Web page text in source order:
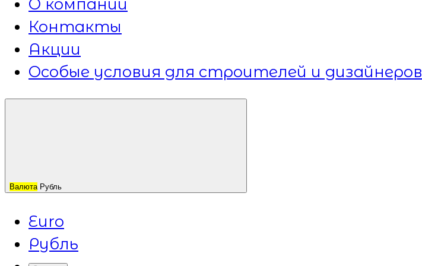
О компании
Контакты
Акции
Особые условия для строителей и дизайнеров
Валюта Рубль
Euro
Рубль